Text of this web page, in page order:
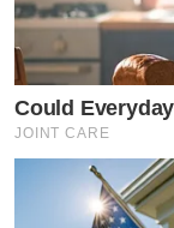
Could
JOINT CARE